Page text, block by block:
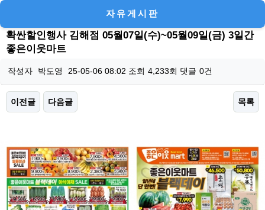
자유게시판
확싼할인행사 김해점 05월07일(수)~05월09일(금) 3일간
좋은이웃마트
작성자 박도영 25-05-06 08:02 조회 4,233회 댓글 0건
이전글 다음글 목록
본문